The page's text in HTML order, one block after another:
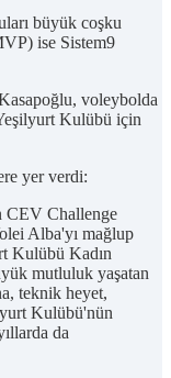
büyük coşku
ise Sistem9
voleybolda
Kulübü için
yer verdi:
CEV Challenge
Alba'yı mağlup
Kulübü Kadın
mutluluk yaşatan
teknik heyet,
Kulübü'nün
da